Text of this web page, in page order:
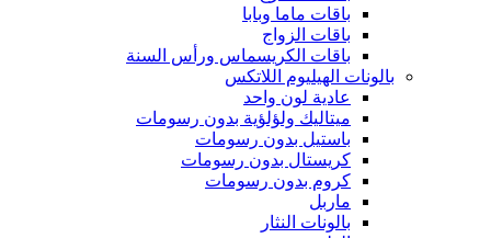
باقات ماما وبابا
باقات الزواج
باقات الكريسماس ورأس السنة
بالونات الهيليوم اللاتكس
عادية لون واحد
ميتاليك ولؤلؤية بدون رسومات
باستيل بدون رسومات
كريستال بدون رسومات
كروم بدون رسومات
ماربل
بالونات النثار